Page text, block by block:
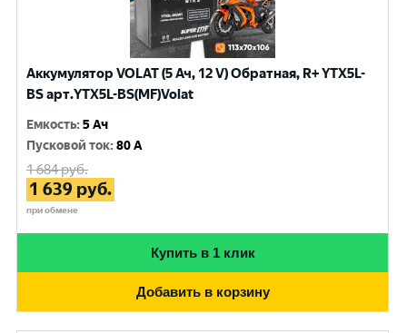
Аккумулятор VOLAT (5 Ач, 12 V) Обратная, R+ YTX5L-
BS арт.YTX5L-BS(MF)Volat
Емкость:5 Ач
Пусковой ток:80 A
1 684руб.
1 639 руб.
при обмене
Купить в 1 клик
Добавить в корзину